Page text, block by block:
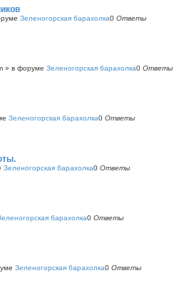
Зеленогорская барахолка0 Ответы
» в форуме Зеленогорская барахолка0 Ответы
Зеленогорская барахолка0 Ответы
Зеленогорская барахолка0 Ответы
барахолка0 Ответы
Зеленогорская барахолка0 Ответы